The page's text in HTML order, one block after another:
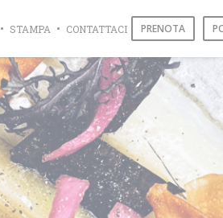
STAMPA CONTATTACI PRENOTA